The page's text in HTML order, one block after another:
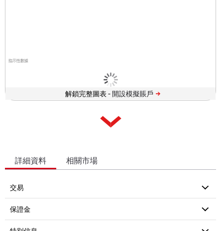
指示性數據
解鎖完整圖表 -
詳細資料 相關市場